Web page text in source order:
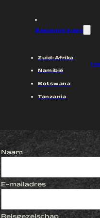
Bestemmingen
Zuid-Afrika
Namibië
Botswana
Tanzania
Naam
E-mailadres